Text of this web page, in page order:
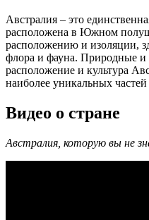
Австралия – это
расположена в Южном
расположению и изоляции,
флора и фауна. Природные и
расположение и культура
наиболее уникальных
Видео о стране
Австралия, которую вы не